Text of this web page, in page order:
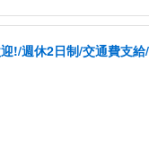
!/週休2日制/交通費支給